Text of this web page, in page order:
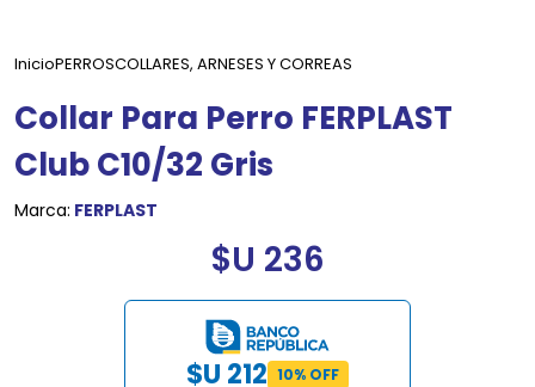
InicioPERROSCOLLARES, ARNESES Y CORREAS
Collar Para Perro FERPLAST
Club C10/32 Gris
Marca: FERPLAST
$U 236
$U 212 10% OFF